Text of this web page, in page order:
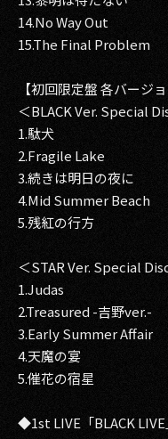
14.No Way Out
15.The Final Problem
【初回限定盤 各バージ
＜BLACK Ver. Special
1.駄犬
2.Fragile Lake
3.続きは明日の夜に
4.Mid Summer Beach
5.残紅の行方
＜STAR Ver. Special
1.Judas
2.Treasured -吉野ver.-
3.Early Summer Affair
4.天魔の宴
5.催花の宿星
◆1st LIVE「BLACK